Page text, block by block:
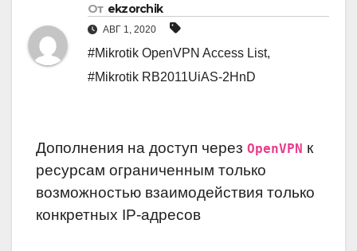
От ekzorchik
АВГ 1, 2020
#Mikrotik OpenVPN Access List,
#Mikrotik RB2011UiAS-2HnD
Дополнения на доступ через OpenVPN к
ресурсам ограниченным только
возможностью взаимодействия только
конкретных IP-адресов